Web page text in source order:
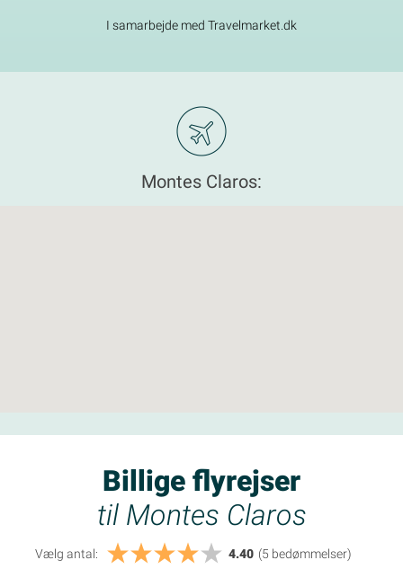
I samarbejde med Travelmarket.dk
Montes Claros:
Billige flyrejser
til Montes Claros
Vælg antal: 4.40 (5 bedømmelser)